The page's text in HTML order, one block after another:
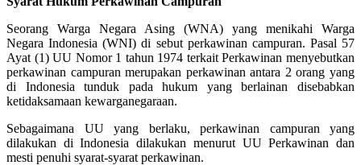
Seorang Warga Negara Asing (WNA) yang menikahi Warga
Negara Indonesia (WNI) di sebut perkawinan campuran. Pasal 57
Ayat (1) UU Nomor 1 tahun 1974 terkait Perkawinan menyebutkan
perkawinan campuran merupakan perkawinan antara 2 orang yang
di Indonesia tunduk pada hukum yang berlainan disebabkan
ketidaksamaan kewarganegaraan.
Sebagaimana UU yang berlaku, perkawinan campuran yang
dilakukan di Indonesia dilakukan menurut UU Perkawinan dan
mesti penuhi syarat-syarat perkawinan.